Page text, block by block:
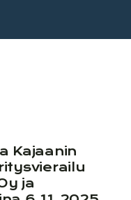
Kajaanin
ja